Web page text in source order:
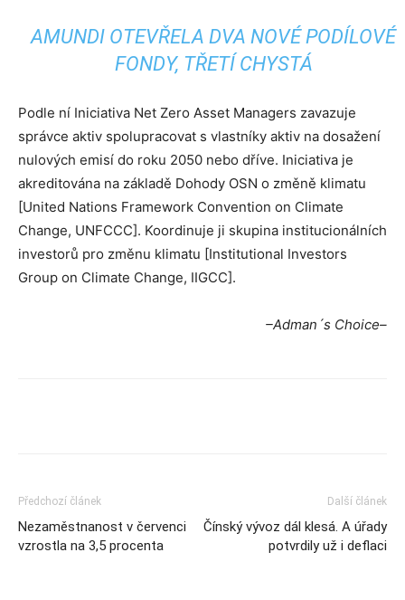
AMUNDI OTEVŘELA DVA NOVÉ PODÍLOVÉ
FONDY, TŘETÍ CHYSTÁ
Podle ní Iniciativa Net Zero Asset Managers zavazuje
správce aktiv spolupracovat s vlastníky aktiv na dosažení
nulových emisí do roku 2050 nebo dříve. Iniciativa je
akreditována na základě Dohody OSN o změně klimatu
[United Nations Framework Convention on Climate
Change, UNFCCC]. Koordinuje ji skupina institucionálních
investorů pro změnu klimatu [Institutional Investors
Group on Climate Change, IIGCC].
–Adman´s Choice–
Předchozí článek
Nezaměstnanost v červenci
vzrostla na 3,5 procenta
Další článek
Čínský vývoz dál klesá. A úřady
potvrdily už i deflaci